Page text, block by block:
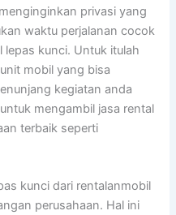
privasi yang
waktu perjalanan cocok
lepas kunci. Untuk itulah
mobil yang bisa
kegiatan anda
mengambil jasa rental
terbaik seperti
kunci dari rentalanmobil
perusahaan. Hal ini